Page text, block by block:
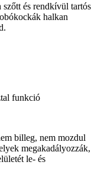
és rendkívül tartós
halkan
billeg, nem mozdul
megakadályozzák,
le- és